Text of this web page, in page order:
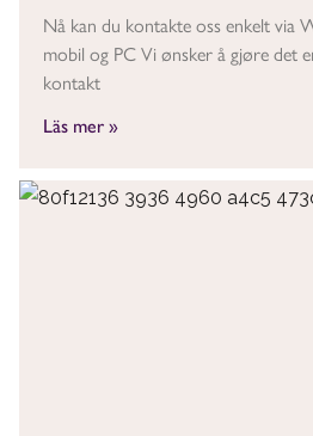
Nå kan du kontakte oss enkelt via
mobil og PC Vi ønsker å gjøre det
kontakt
Läs mer »